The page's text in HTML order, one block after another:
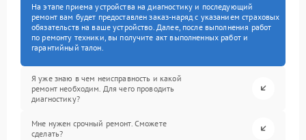
На этапе приема устройства на диагностику и последующий
ремонт вам будет предоставлен заказ-наряд с указанием страховых
обязательств на ваше устройство. Далее, после выполнения работ
по ремонту техники, вы получите акт выполненных работ и
гарантийный талон.
Я уже знаю в чем неисправность и какой
ремонт необходим. Для чего проводить
диагностику?
Мне нужен срочный ремонт. Сможете
сделать?